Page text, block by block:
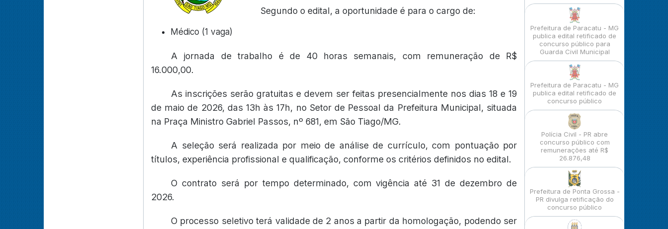
Segundo o edital, a oportunidade é para o cargo de:
Médico (1 vaga)
A jornada de trabalho é de 40 horas semanais, com remuneração de R$
16.000,00.
As inscrições serão gratuitas e devem ser feitas presencialmente nos dias 18 e 19
de maio de 2026, das 13h às 17h, no Setor de Pessoal da Prefeitura Municipal, situada
na Praça Ministro Gabriel Passos, nº 681, em São Tiago/MG.
A seleção será realizada por meio de análise de currículo, com pontuação por
títulos, experiência profissional e qualificação, conforme os critérios definidos no edital.
O contrato será por tempo determinado, com vigência até 31 de dezembro de
2026.
O processo seletivo terá validade de 2 anos a partir da homologação, podendo ser
Prefeitura de Paracatu - MG
publica edital retificado de
concurso público para
Guarda Civil Municipal
Prefeitura de Paracatu - MG
publica edital retificado de
concurso público
Polícia Civil - PR abre
concurso público com
remunerações até R$
26.876,48
Prefeitura de Ponta Grossa -
PR divulga retificação do
concurso público